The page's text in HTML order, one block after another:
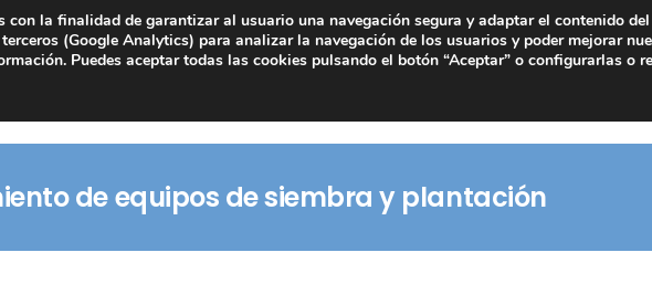
de equipos de siembra y plantación
con la finalidad de garantizar al usuario una navegación segura y adaptar el contenido
(Google Analytics) para analizar la navegación de los usuarios y poder mejorar
Puedes aceptar todas las cookies pulsando el botón “Aceptar” o configurarlas o